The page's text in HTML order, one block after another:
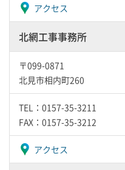
アクセス
北網工事事務所
〒099-0871
北見市相内町260
TEL：0157-35-3211
FAX：0157-35-3212
アクセス